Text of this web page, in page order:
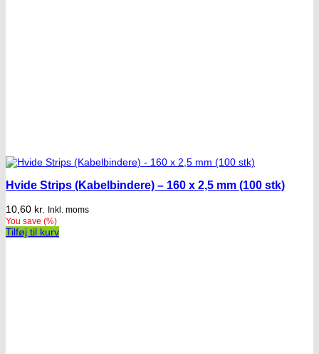
Hvide Strips (Kabelbindere) – 160 x 2,5 mm (100 stk)
10,60 kr. Inkl. moms
You save (%)
Tilføj til kurv